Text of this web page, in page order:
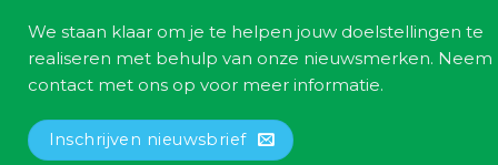
We staan klaar om je te helpen jouw doelstellingen te
realiseren met behulp van onze nieuwsmerken. Neem
contact met ons op voor meer informatie.
Inschrijven nieuwsbrief